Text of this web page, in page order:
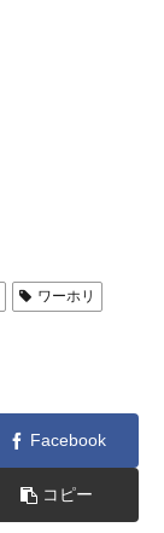
ワーホリ
Facebook
コピー